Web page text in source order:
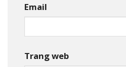
Email
Trang web